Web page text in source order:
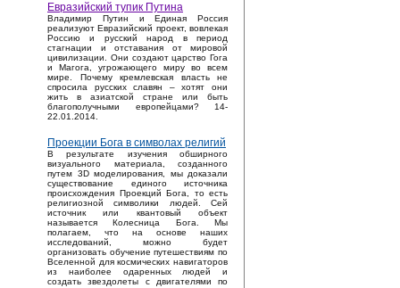
Евразийский тупик Путина
Владимир Путин и Единая Россия
реализуют Евразийский проект, вовлекая
Россию и русский народ в период
стагнации и отставания от мировой
цивилизации. Они создают царство Гога
и Магога, угрожающего миру во всем
мире. Почему кремлевская власть не
спросила русских славян – хотят они
жить в азиатской стране или быть
благополучными европейцами? 14-
22.01.2014.
Проекции Бога в символах религий
В результате изучения обширного
визуального материала, созданного
путем 3D моделирования, мы доказали
существование единого источника
происхождения Проекций Бога, то есть
религиозной символики людей. Сей
источник или квантовый объект
называется Колесница Бога. Мы
полагаем, что на основе наших
исследований, можно будет
организовать обучение путешествиям по
Вселенной для космических навигаторов
из наиболее одаренных людей и
создать звездолеты с двигателями по